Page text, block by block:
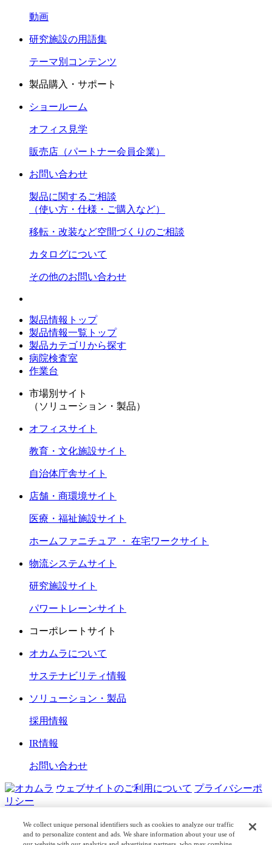
動画
研究施設の用語集
テーマ別コンテンツ
製品購入・サポート
ショールーム
オフィス見学
販売店（パートナー会員企業）
お問い合わせ
製品に関するご相談
（使い方・仕様・ご購入など）
移転・改装など空間づくりのご相談
カタログについて
その他のお問い合わせ
製品情報トップ
製品情報一覧トップ
製品カテゴリから探す
病院検査室
作業台
市場別サイト
（ソリューション・製品）
オフィスサイト
教育・文化施設サイト
自治体庁舎サイト
店舗・商環境サイト
医療・福祉施設サイト
ホームファニチュア ・ 在宅ワークサイト
物流システムサイト
研究施設サイト
パワートレーンサイト
コーポレートサイト
オカムラについて
サステナビリティ情報
ソリューション・製品
採用情報
IR情報
お問い合わせ
ウェブサイトのご利用について プライバシーポ
リシー
COPYRIGHT © OKAMURA CORPORATION. ALL RIGHTS
RESERVED.
We collect unique personal identifiers such as cookies to analyze our traffic
and to personalize content and ads. We share information about your use of